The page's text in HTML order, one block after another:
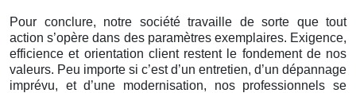
Pour conclure, notre société travaille de sorte que tout
action s’opère dans des paramètres exemplaires. Exigence,
efficience et orientation client restent le fondement de nos
valeurs. Peu importe si c’est d’un entretien, d’un dépannage
imprévu, et d’une modernisation, nos professionnels se